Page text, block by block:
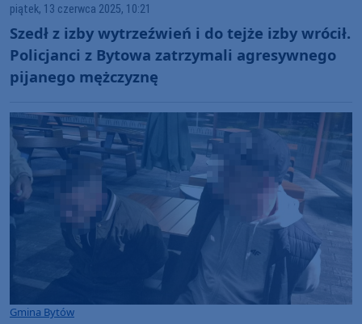
piątek, 13 czerwca 2025, 10:21
Szedł z izby wytrzeźwień i do tejże izby wrócił.
Policjanci z Bytowa zatrzymali agresywnego
pijanego mężczyznę
Gmina Bytów